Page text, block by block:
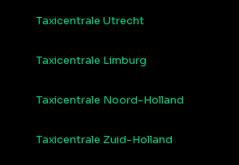
Taxicentrale Utrecht
Taxicentrale Limburg
Taxicentrale Noord-Holland
Taxicentrale Zuid-Holland